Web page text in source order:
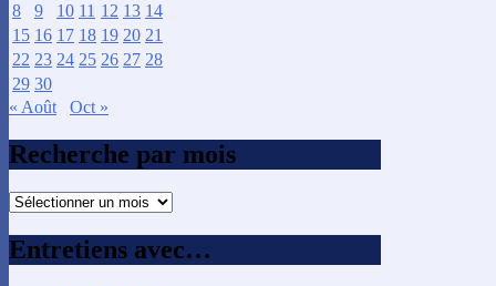
8
9 10 11 12 13 14
15 16 17 18 19 20 21
22 23 24 25 26 27 28
29 30
« Août
Oct »
Recherche par mois
Recherche
mois
Entretiens avec…